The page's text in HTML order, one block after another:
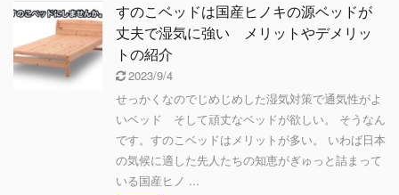
すのこベッドは国産ヒノキの源ベッドが
丈夫で湿気に強い メリットやデメリッ
トの紹介
2023/9/4
せっかくなのでじめじめした湿気対策で通気性がよ
いベッド そして頑丈なベッドが欲しい。 そうなん
です。すのこベッドはメリットが多い。 いわば日本
の気候に適した先人たちの知恵がぎゅっと詰まって
いる国産ヒノ ...